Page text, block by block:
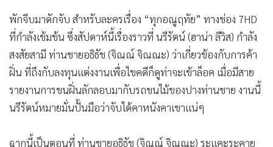
• MGR Live
• Infographic
• การเมือง
• ท่องเที่ยว
• กีฬา
• ต่างประเทศ
• เศรษฐกิจ-ธุรกิจ
พักจีบมาดักจับ สำหรับละครเรื่อง “ทุกอณูฤทัย” ทางช่อง 7HD
ที่กำลังเข้มข้น ซึ่งสัปดาห์นี้เรื่องราวที่ นรีรัตน์ (ฮาน่า ลีวิส) กำลัง
สงสัยสามี ท่านชายอธิธัช (จิณณ์ จิณณะ) ว่าเกี่ยวข้องกับการค้า
ฝิ่น ที่ถึงกับลงทุนแต่งงานเพื่อไขคดีก็ดูท่าจะเข้าล็อค เมื่อมีสาย
รายงานการขนฝิ่นลักลอบมากับรถขนไม้ของปางท่านชาย งานนี้
นรีรัตน์หมายมั่นปั้นมือว่าจับได้คาหนังคาเขาแน่ๆ
ฉากนี้เป็นตอนที่ ท่านชายอธิธัช (จิณณ์ จิณณะ) ระแคะระคาย